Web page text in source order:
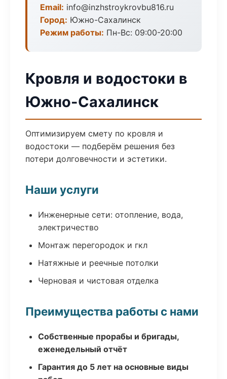
Email: info@inzhstroykrovbu816.ru
Город: Южно-Сахалинск
Режим работы: Пн-Вс: 09:00-20:00
Кровля и водостоки в
Южно-Сахалинск
Оптимизируем смету по кровля и
водостоки — подберём решения без
потери долговечности и эстетики.
Наши услуги
Инженерные сети: отопление, вода,
электричество
Монтаж перегородок и гкл
Натяжные и реечные потолки
Черновая и чистовая отделка
Преимущества работы с нами
Собственные прорабы и бригады,
еженедельный отчёт
Гарантия до 5 лет на основные виды